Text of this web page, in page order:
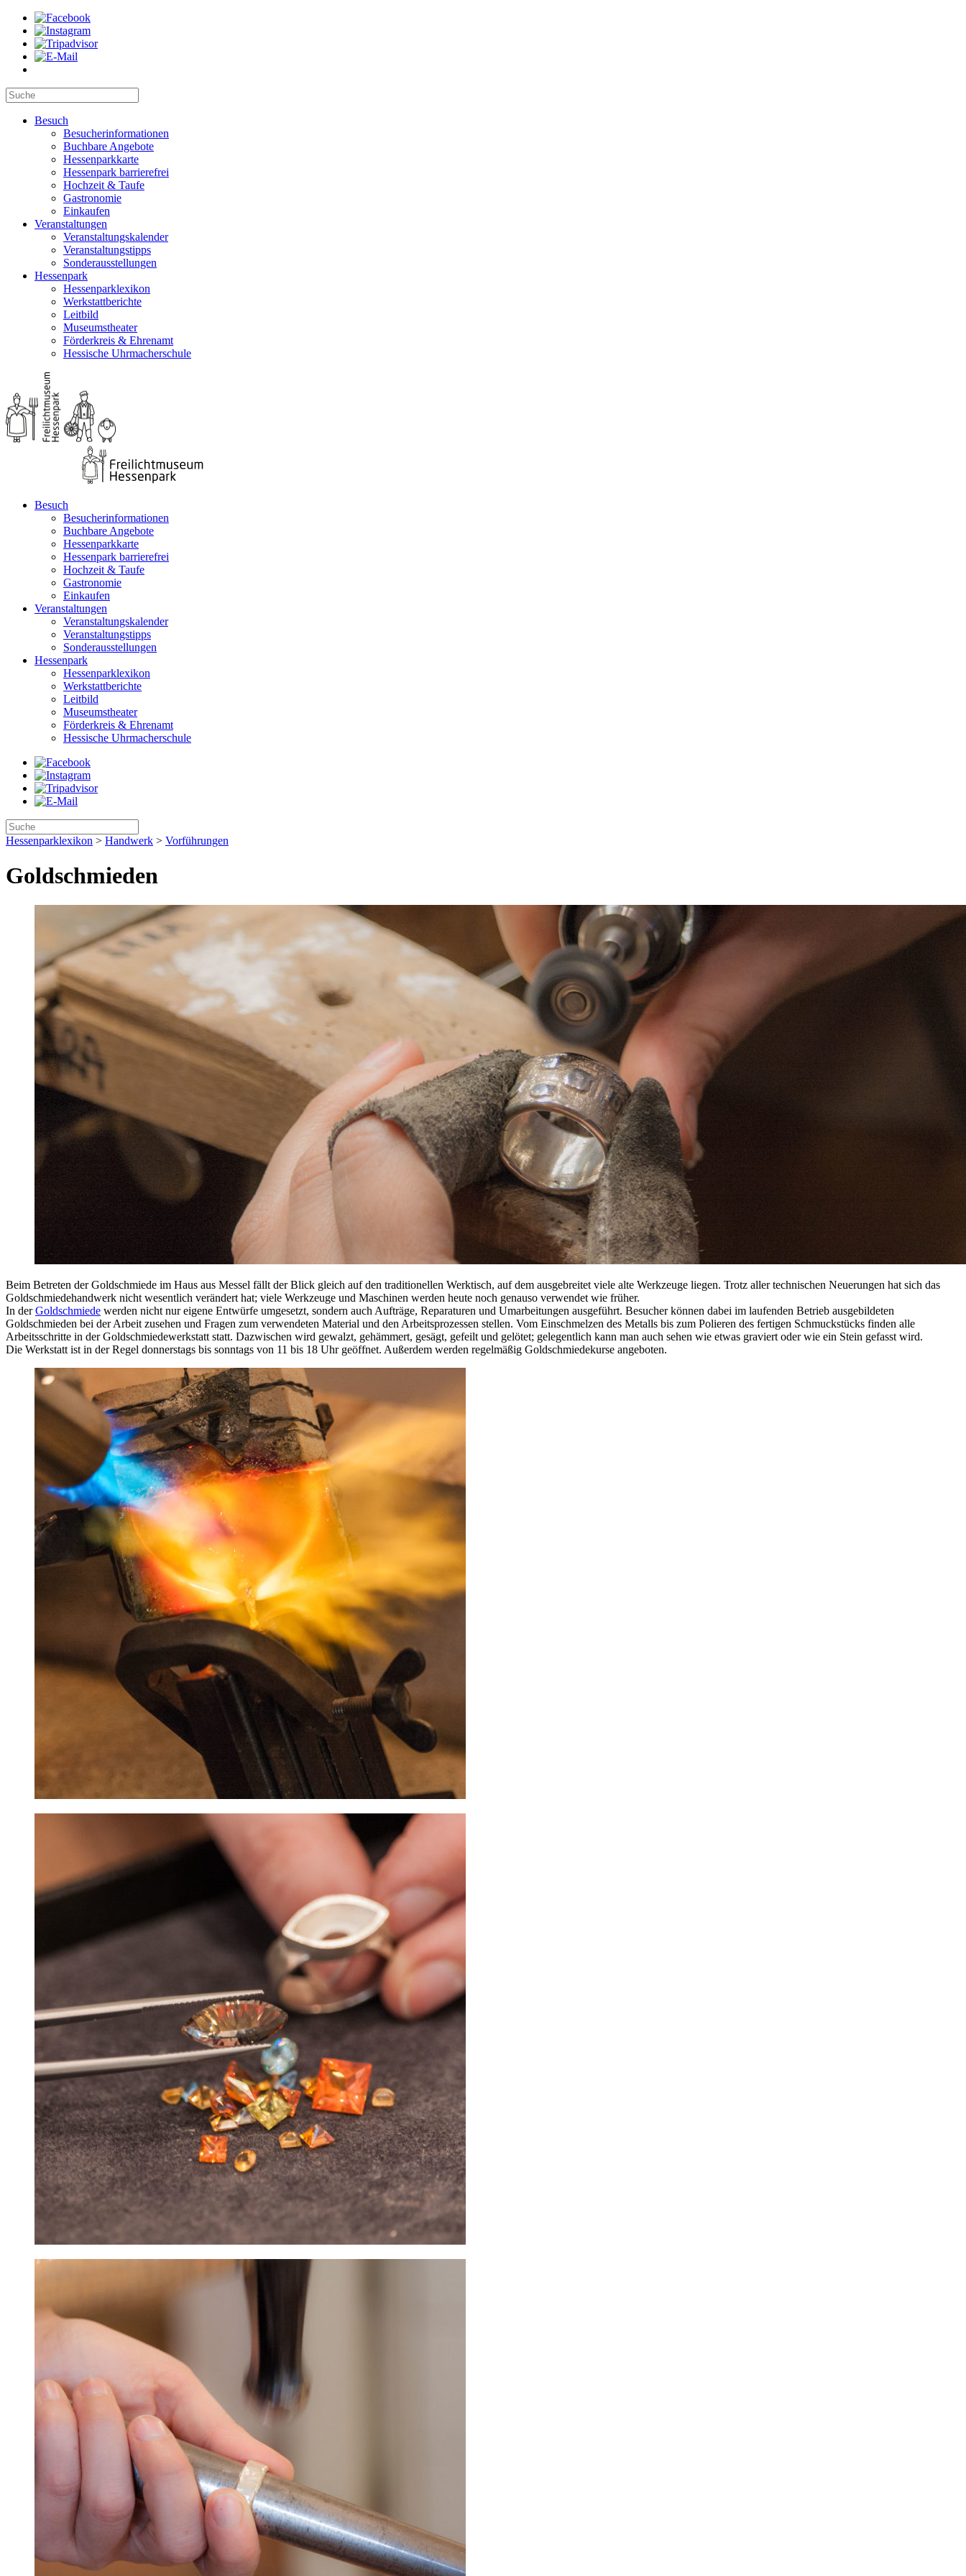
Besuch
Besucherinformationen
Buchbare Angebote
Hessenparkkarte
Hessenpark barrierefrei
Hochzeit & Taufe
Gastronomie
Einkaufen
Veranstaltungen
Veranstaltungskalender
Veranstaltungstipps
Sonderausstellungen
Hessenpark
Hessenparklexikon
Werkstattberichte
Leitbild
Museumstheater
Förderkreis & Ehrenamt
Hessische Uhrmacherschule
Besuch
Besucherinformationen
Buchbare Angebote
Hessenparkkarte
Hessenpark barrierefrei
Hochzeit & Taufe
Gastronomie
Einkaufen
Veranstaltungen
Veranstaltungskalender
Veranstaltungstipps
Sonderausstellungen
Hessenpark
Hessenparklexikon
Werkstattberichte
Leitbild
Museumstheater
Förderkreis & Ehrenamt
Hessische Uhrmacherschule
Hessenparklexikon > Handwerk > Vorführungen
Goldschmieden
Beim Betreten der Goldschmiede im Haus aus Messel fällt der Blick gleich auf den traditionellen Werktisch, auf dem ausgebreitet viele alte Werkzeuge liegen. Trotz aller technischen Neuerungen hat sich das
Goldschmiedehandwerk nicht wesentlich verändert hat; viele Werkzeuge und Maschinen werden heute noch genauso verwendet wie früher.
In derGoldschmiede werden nicht nur eigene Entwürfe umgesetzt, sondern auch Aufträge, Reparaturen und Umarbeitungen ausgeführt. Besucher können dabei im laufenden Betrieb ausgebildeten
Goldschmieden bei der Arbeit zusehen und Fragen zum verwendeten Material und den Arbeitsprozessen stellen. Vom Einschmelzen des Metalls bis zum Polieren des fertigen Schmuckstücks finden alle
Arbeitsschritte in der Goldschmiedewerkstatt statt. Dazwischen wird gewalzt, gehämmert, gesägt, gefeilt und gelötet; gelegentlich kann man auch sehen wie etwas graviert oder wie ein Stein gefasst wird.
Die Werkstatt ist in der Regel donnerstags bis sonntags von 11 bis 18 Uhr geöffnet. Außerdem werden regelmäßig Goldschmiedekurse angeboten.